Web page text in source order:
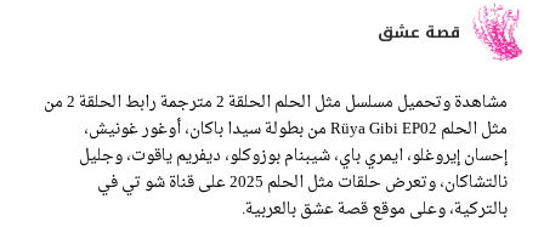
قصة عشق
مشاهدة وتحميل مسلسل مثل الحلم الحلقة 2 مترجمة رابط الحلقة 2 من
مثل الحلم Rüya Gibi EP02 من بطولة سيدا باكان، أوغور غونيش،
إحسان إيروغلو، ايمري باي، شيبنام بوزوكلو، ديفريم ياقوت، وجليل
نالتشاكان، وتعرض حلقات مثل الحلم 2025 على قناة شو تي في
بالتركية، وعلى موقع قصة عشق بالعربية.